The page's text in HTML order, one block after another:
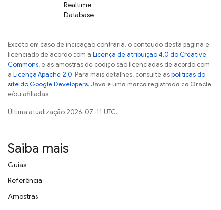
Realtime
Database
Exceto em caso de indicação contrária, o conteúdo desta página é
licenciado de acordo com a Licença de atribuição 4.0 do Creative
Commons, e as amostras de código são licenciadas de acordo com
a Licença Apache 2.0. Para mais detalhes, consulte aspolíticas do
site do Google Developers. Java é uma marca registrada da Oracle
e/ou afiliadas.
Última atualização 2026-07-11 UTC.
Saiba mais
Guias
Referência
Amostras